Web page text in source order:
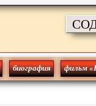
биография фильм